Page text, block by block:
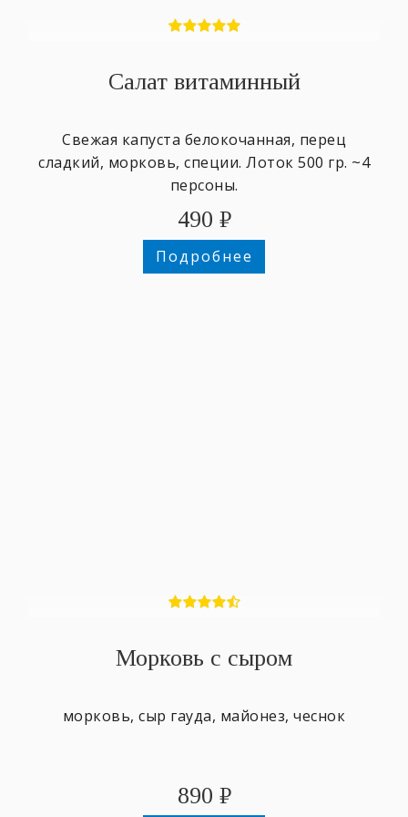
Салат витаминный
Свежая капуста белокочанная, перец
сладкий, морковь, специи. Лоток 500 гр. ~4
персоны.
490 ₽
Подробнее
Морковь с сыром
морковь, сыр гауда, майонез, чеснок
890 ₽